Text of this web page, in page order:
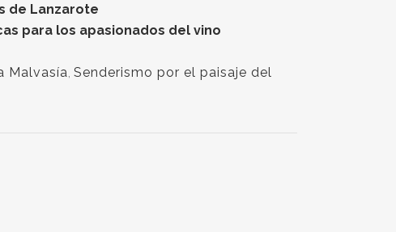
de Lanzarote
para los apasionados del vino
Malvasía, Senderismo por el paisaje del